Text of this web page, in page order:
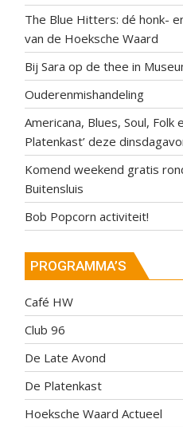
The Blue Hitters: dé honk-
van de Hoeksche Waard
Bij Sara op de thee in
Ouderenmishandeling
Americana, Blues, Soul, Folk
Platenkast’ deze
Komend weekend gratis
Buitensluis
Bob Popcorn activiteit!
PROGRAMMA’S
Café HW
Club 96
De Late Avond
De Platenkast
Hoeksche Waard Actueel